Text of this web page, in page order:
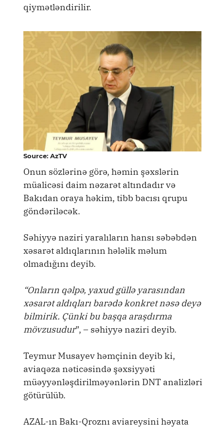
qiymətləndirilir.
Source: AzTV
Onun sözlərinə görə, həmin şəxslərin
müalicəsi daim nəzarət altındadır və
Bakıdan oraya həkim, tibb bacısı qrupu
göndəriləcək.
Səhiyyə naziri yaralıların hansı səbəbdən
xəsarət aldıqlarının hələlik məlum
olmadığını deyib.
“Onların qəlpə, yaxud güllə yarasından
xəsarət aldıqları barədə konkret nəsə deyə
bilmirik. Çünki bu başqa araşdırma
mövzusudur”, – səhiyyə naziri deyib.
Teymur Musayev həmçinin deyib ki,
aviaqəza nəticəsində şəxsiyyəti
müəyyənləşdirilməyənlərin DNT analizləri
götürülüb.
AZAL-ın Bakı-Qroznı aviareysini həyata